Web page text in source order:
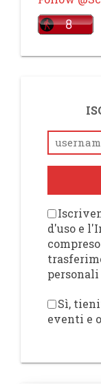
d'uso e
Sì,
eventi e